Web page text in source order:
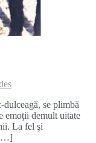
se plimbă
emoţii demult uitate
La fel şi